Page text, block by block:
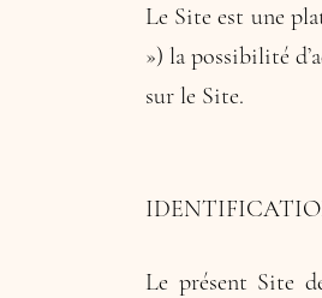
Le Site est une
») la possibilité
sur le Site.
Le présent Site